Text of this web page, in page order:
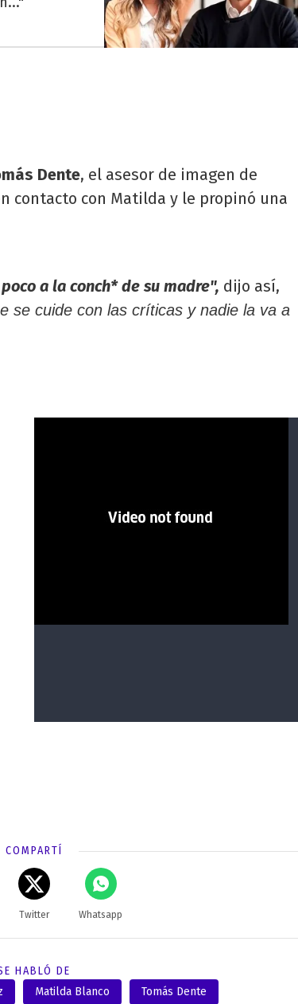
Dente, el asesor de imagen de
contacto con Matilda y le propinó una
a la conch* de su madre", dijo así,
se cuide con las críticas y nadie la va a
COMPARTÍ
Twitter Whatsapp
HABLÓ DE
Matilda Blanco Tomás Dente